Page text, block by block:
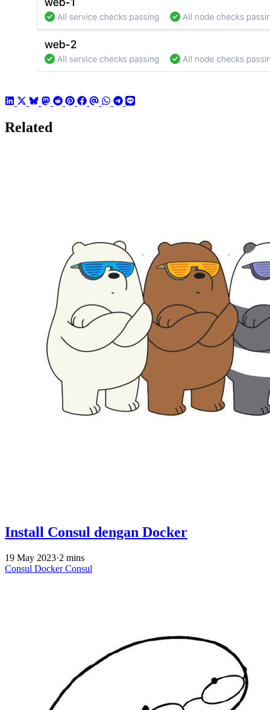
Related
Install Consul dengan Docker
19 May 2023·2 mins
Consul DockerConsul